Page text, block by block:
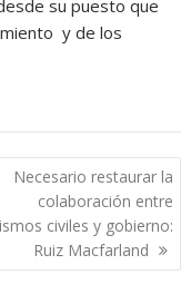
su puesto que
y de los
Necesario restaurar la
colaboración entre
civiles y gobierno:
Ruiz Macfarland